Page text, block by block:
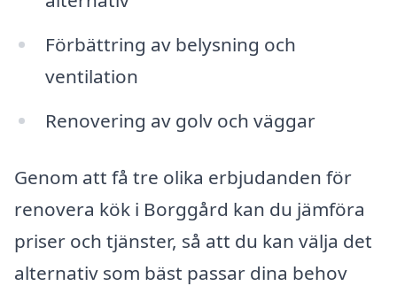
Förbättring av belysning och
ventilation
Renovering av golv och väggar
Genom att få tre olika erbjudanden för
renovera kök i Borggård kan du jämföra
priser och tjänster, så att du kan välja det
alternativ som bäst passar dina behov